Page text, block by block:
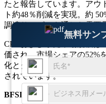
無料サン
たと報告しています。アウ
ト約48％削減を実現。約
調達サービスを通じた需要
CPGおよび小売市場規模は
価され、市場シェアの52%
化とグローバル調達により
されています。
BFSIセクター